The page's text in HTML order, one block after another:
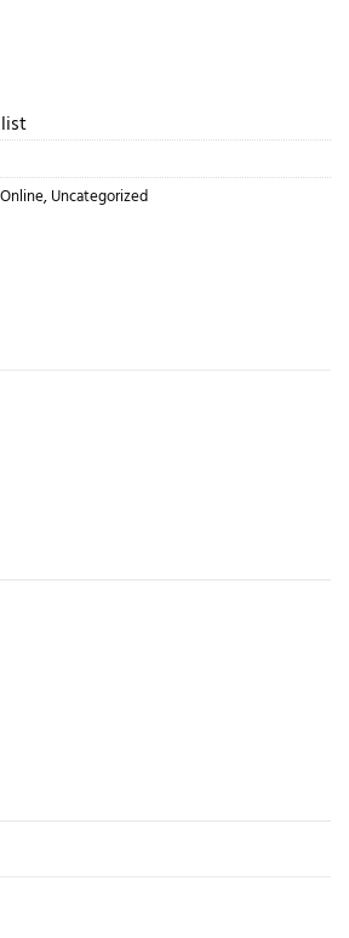
, Uncategorized